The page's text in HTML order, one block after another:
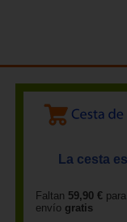
La cesta
Faltan 59,90 €
envío gratis